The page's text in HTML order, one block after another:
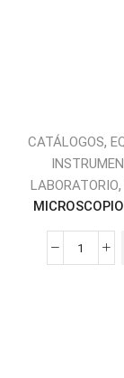
CATÁLOGOS,
LABORATORIO,